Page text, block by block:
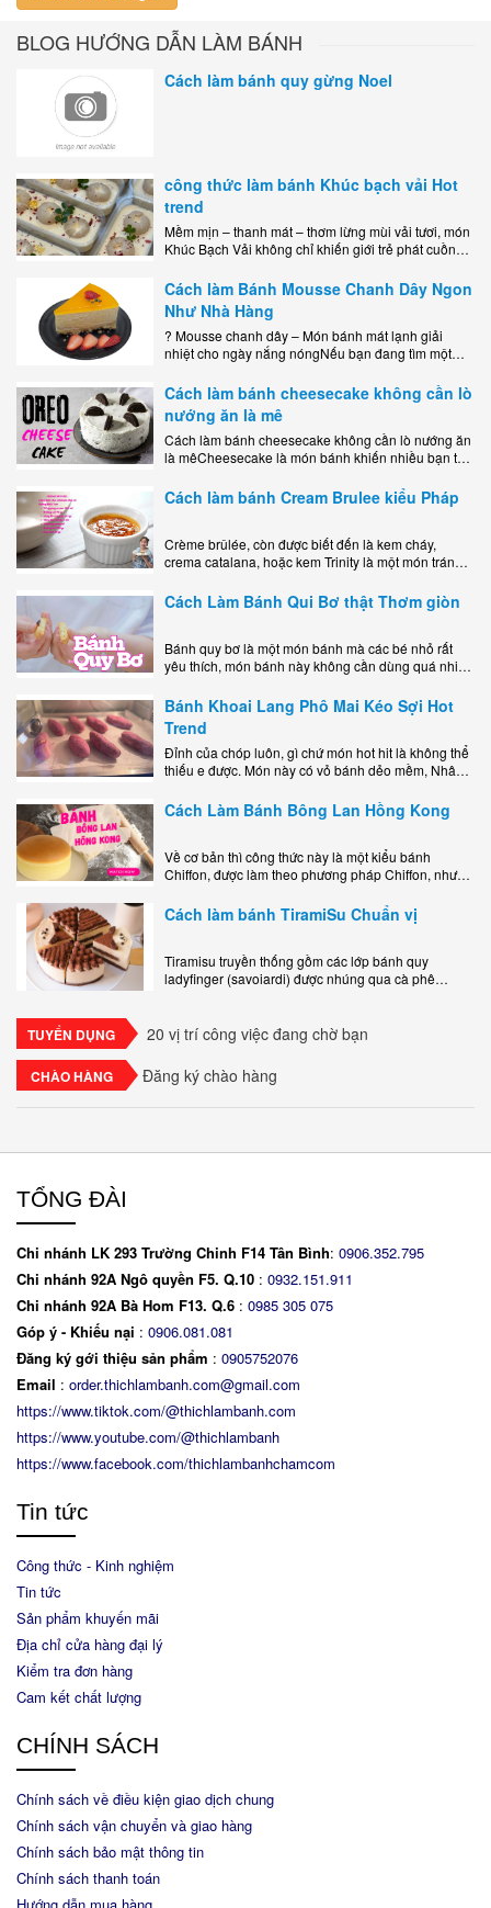
BLOG HƯỚNG DẪN LÀM BÁNH
Cách làm bánh quy gừng Noel
công thức làm bánh Khúc bạch vải Hot
trend
Mềm mịn – thanh mát – thơm lừng mùi vải tươi, món
Khúc Bạch Vải không chỉ khiến giới trẻ phát cuồng
Cách làm Bánh Mousse Chanh Dây Ngon
Như Nhà Hàng
? Mousse chanh dây – Món bánh mát lạnh giải
nhiệt cho ngày nắng nóngNếu bạn đang tìm một
dễ..
Cách làm bánh cheesecake không cần lò
nướng ăn là mê
Cách làm bánh cheesecake không cần lò nướng ăn
là mêCheesecake là món bánh khiến nhiều bạn trẻ
kem..
Cách làm bánh Cream Brulee kiểu Pháp
Crème brûlée, còn được biết đến là kem cháy,
crema catalana, hoặc kem Trinity là một món tráng
lớp..
Cách Làm Bánh Qui Bơ thật Thơm giòn
Bánh quy bơ là một món bánh mà các bé nhỏ rất
yêu thích, món bánh này không cần dùng quá nhiều
Bánh Khoai Lang Phô Mai Kéo Sợi Hot
Trend
Đỉnh của chóp luôn, gì chứ món hot hit là không thể
thiếu e được. Món này có vỏ bánh dẻo mềm, Nhân
Cách Làm Bánh Bông Lan Hồng Kong
Về cơ bản thì công thức này là một kiểu bánh
Chiffon, được làm theo phương pháp Chiffon, nhưng
ngon, làm..
Cách làm bánh TiramiSu Chuẩn vị
Tiramisu truyền thống gồm các lớp bánh quy
ladyfinger (savoiardi) được nhúng qua cà phê
TUYỂN DỤNG 20 vị trí công việc đang chờ bạn
CHÀO HÀNG Đăng ký chào hàng
TỔNG ĐÀI
Chi nhánh LK 293 Trường Chinh F14 Tân Bình: 0906.352.795
Chi nhánh 92A Ngô quyền F5. Q.10 : 0932.151.911
Chi nhánh 92A Bà Hom F13. Q.6 : 0985 305 075
Góp ý - Khiếu nại : 0906.081.081
Đăng ký gới thiệu sản phẩm : 0905752076
Email : order.thichlambanh.com@gmail.com
https://www.tiktok.com/@thichlambanh.com
https://www.youtube.com/@thichlambanh
https://www.facebook.com/thichlambanhchamcom
Tin tức
Công thức - Kinh nghiệm
Tin tức
Sản phẩm khuyến mãi
Địa chỉ cửa hàng đại lý
Kiểm tra đơn hàng
Cam kết chất lượng
CHÍNH SÁCH
Chính sách về điều kiện giao dịch chung
Chính sách vận chuyển và giao hàng
Chính sách bảo mật thông tin
Chính sách thanh toán